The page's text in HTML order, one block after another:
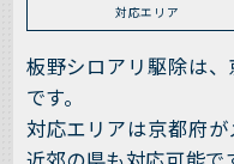
対応エリア
板野シロアリ駆除は
です。
対応エリアは京都府